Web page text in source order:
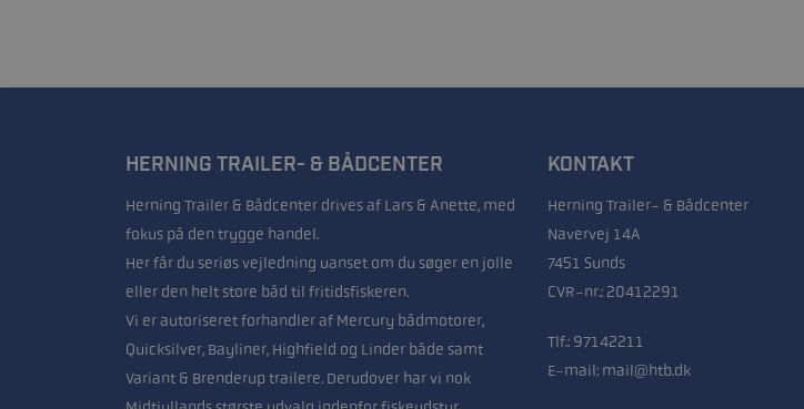
HERNING TRAILER- & BÅDCENTER
Herning Trailer & Bådcenter drives af Lars & Anette, med
fokus på den trygge handel.
Her får du seriøs vejledning uanset om du søger en jolle
eller den helt store båd til fritidsfiskeren.
Vi er autoriseret forhandler af Mercury bådmotorer,
Quicksilver, Bayliner, Highfield og Linder både samt
Variant & Brenderup trailere. Derudover har vi nok
KONTAKT
Herning Trailer- & Bådcenter
Navervej 14A
7451 Sunds
CVR-nr.: 20412291
Tlf.: 97142211
E-mail: mail@htb.dk